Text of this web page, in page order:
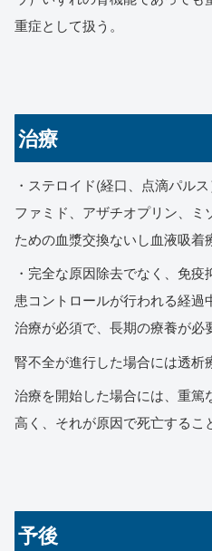
重症として扱う。
治療
・ステロイド(経口、点滴パル
ファミド、アザチオプリン、
ための血漿交換ないし血液吸着
・完全な原因除去でなく、免
患コントロールが行われる経
治療が必須で、長期の療養が必
腎不全が進行した場合には透析
治療を開始した場合には、重篤
高く、それが原因で死亡するこ
予後